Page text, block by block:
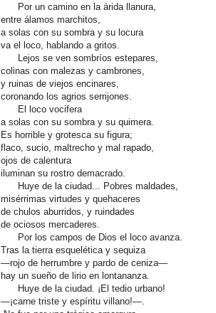
Por un camino en la árida llanura,
entre álamos marchitos,
a solas con su sombra y su locura
va el loco, hablando a gritos.
Lejos se ven sombríos estepares,
colinas con malezas y cambrones,
y ruinas de viejos encinares,
coronando los agrios serrijones.
El loco vocifera
a solas con su sombra y su quimera.
Es horrible y grotesca su figura;
flaco, sucio, maltrecho y mal rapado,
ojos de calentura
iluminan su rostro demacrado.
Huye de la ciudad... Pobres maldades,
misérrimas virtudes y quehaceres
de chulos aburridos, y ruindades
de ociosos mercaderes.
Por los campos de Dios el loco avanza.
Tras la tierra esquelética y sequiza
—rojo de herrumbre y pardo de ceniza—
hay un sueño de lirio en lontananza.
Huye de la ciudad. ¡El tedio urbano!
—¡carne triste y espíritu villano!—.